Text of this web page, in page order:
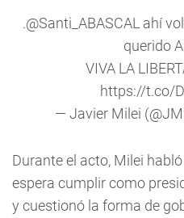
.@Santi_ABASCAL ahí
querido
VIVA LA
https://t.co/
— Javier Milei
Durante el acto, Milei
espera cumplir como
y cuestionó la forma de